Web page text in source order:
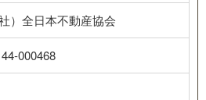
社）全日本不動産協会
000468